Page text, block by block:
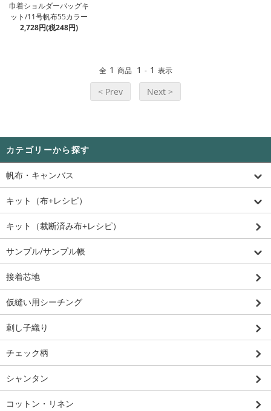
巾着ショルダーバッグキ
ット/11号帆布55カラー
2,728円(税248円)
全 1 商品 1 - 1 表示
< Prev Next >
カテゴリーから探す
帆布・キャンバス
キット（布+レシピ）
キット（裁断済み布+レシピ）
サンプル/サンプル帳
接着芯地
仮縫い用シーチング
刺し子織り
チェック柄
シャンタン
コットン・リネン